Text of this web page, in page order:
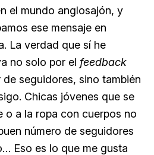
el mundo anglosajón, y
ese mensaje en
La verdad que sí he
no solo por el feedback
seguidores, sino también
Chicas jóvenes que se
o a la ropa con cuerpos no
número de seguidores
Eso es lo que me gusta